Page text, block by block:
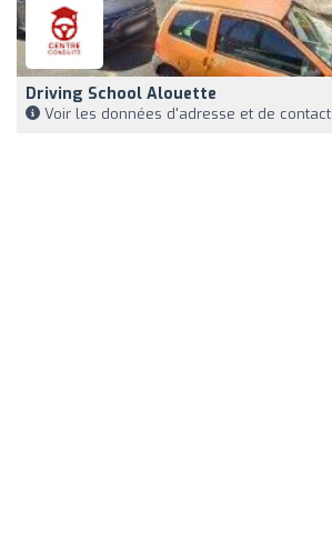
Driving School Alouette
Voir les données d'adresse et de contact